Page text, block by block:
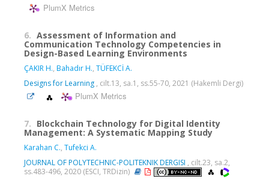
PlumX Metrics
6. Assessment of Information and
Communication Technology Competencies in
Design-Based Learning Environments
ÇAKIR H., Bahadır H., TÜFEKCİ A.
Designs for Learning , cilt.13, sa.1, ss.55-70, 2021 (Hakemli Dergi)
PlumX Metrics
7. Blockchain Technology for Digital Identity
Management: A Systematic Mapping Study
Karahan C., Tufekci A.
JOURNAL OF POLYTECHNIC-POLITEKNIK DERGISI , cilt.23, sa.2,
ss.483-496, 2020 (ESCI, TRDizin)